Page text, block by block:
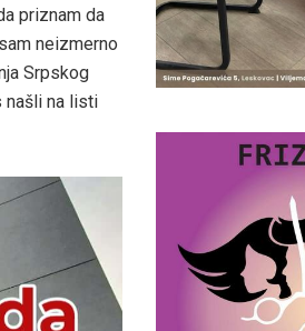
priznam da
neizmerno
Srpskog
našli na listi